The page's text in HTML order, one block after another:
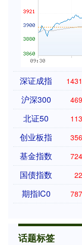
深证成指
沪深300
北证50
创业板指
基金指数
国债指数
期指IC0
话题标签